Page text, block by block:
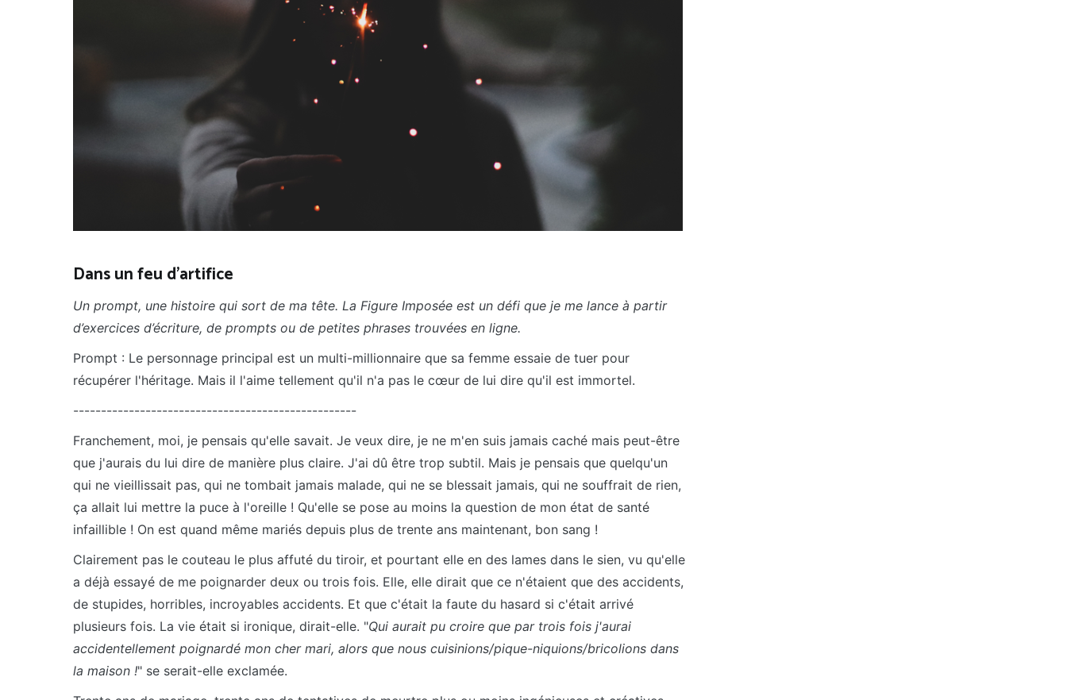
Dans un feu d'artifice
Un prompt, une histoire qui sort de ma tête. La Figure Imposée est un défi que je me lance à partir
d’exercices d’écriture, de prompts ou de petites phrases trouvées en ligne.
Prompt : Le personnage principal est un multi-millionnaire que sa femme essaie de tuer pour
récupérer l'héritage. Mais il l'aime tellement qu'il n'a pas le cœur de lui dire qu'il est immortel.
---------------------------------------------------
Franchement, moi, je pensais qu'elle savait. Je veux dire, je ne m'en suis jamais caché mais peut-être
que j'aurais du lui dire de manière plus claire. J'ai dû être trop subtil. Mais je pensais que quelqu'un
qui ne vieillissait pas, qui ne tombait jamais malade, qui ne se blessait jamais, qui ne souffrait de rien,
ça allait lui mettre la puce à l'oreille ! Qu'elle se pose au moins la question de mon état de santé
infaillible ! On est quand même mariés depuis plus de trente ans maintenant, bon sang !
Clairement pas le couteau le plus affuté du tiroir, et pourtant elle en des lames dans le sien, vu qu'elle
a déjà essayé de me poignarder deux ou trois fois. Elle, elle dirait que ce n'étaient que des accidents,
de stupides, horribles, incroyables accidents. Et que c'était la faute du hasard si c'était arrivé
plusieurs fois. La vie était si ironique, dirait-elle. "Qui aurait pu croire que par trois fois j'aurai
accidentellement poignardé mon cher mari, alors que nous cuisinions/pique-niquions/bricolions dans
la maison !" se serait-elle exclamée.